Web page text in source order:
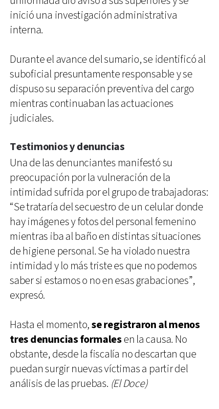
inició una investigación administrativa
interna.
Durante el avance del sumario, se identificó al
suboficial presuntamente responsable y se
dispuso su separación preventiva del cargo
mientras continuaban las actuaciones
judiciales.
Testimonios y denuncias
Una de las denunciantes manifestó su
preocupación por la vulneración de la
intimidad sufrida por el grupo de trabajadoras:
“Se trataría del secuestro de un celular donde
hay imágenes y fotos del personal femenino
mientras iba al baño en distintas situaciones
de higiene personal. Se ha violado nuestra
intimidad y lo más triste es que no podemos
saber si estamos o no en esas grabaciones”,
expresó.
Hasta el momento,se registraron al menos
tres denuncias formalesen la causa. No
obstante, desde la fiscalía no descartan que
puedan surgir nuevas víctimas a partir del
análisis de las pruebas. (El Doce)